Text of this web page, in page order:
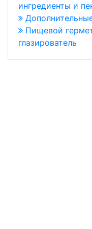
ингредиенты и
Пищевой
глазирователь